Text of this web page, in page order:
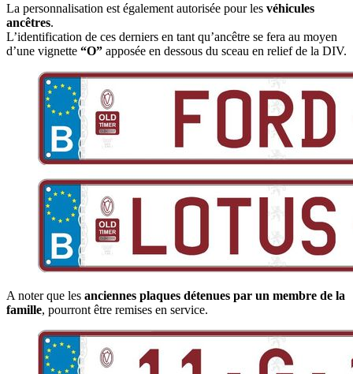
La personnalisation est également autorisée pour les véhicules
ancêtres.
L’identification de ces derniers en tant qu’ancêtre se fera au moyen
d’une vignette “O” apposée en dessous du sceau en relief de la DIV.
A noter que les anciennes plaques détenues par un membre de la
famille, pourront être remises en service.